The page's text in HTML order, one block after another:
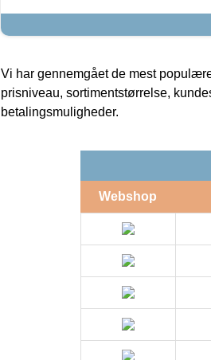
Vi har gennemgået de mest
prisniveau, sortimentstørrelse,
betalingsmuligheder.
Webshop